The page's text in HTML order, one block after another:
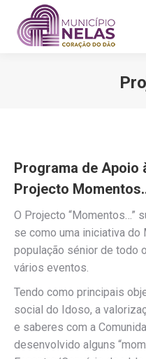
Programa de Apoio
Projecto
O Projecto “Momentos…”
se como uma iniciativa
população sénior de todo
vários eventos.
Tendo como principais
social do Idoso, a
e saberes com a
desenvolvido alguns